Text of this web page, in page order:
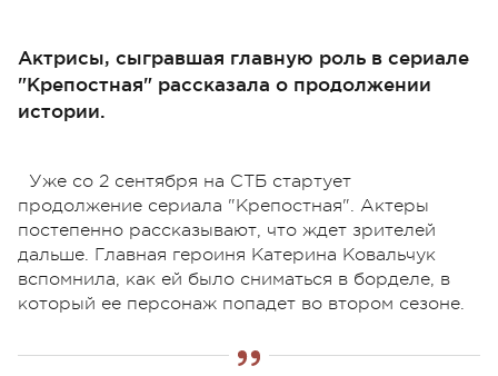
Актрисы, сыгравшая главную роль в сериале
"Крепостная" рассказала о продолжении
истории.
Уже со 2 сентября на СТБ стартует
продолжение сериала "Крепостная". Актеры
постепенно рассказывают, что ждет зрителей
дальше. Главная героиня Катерина Ковальчук
вспомнила, как ей было сниматься в борделе, в
который ее персонаж попадет во втором сезоне.